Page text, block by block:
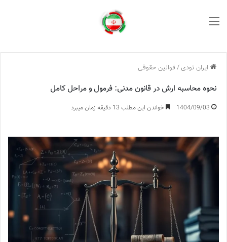
ایران تودی / قوانین حقوقی
نحوه محاسبه ارش در قانون مدنی: فرمول و مراحل کامل
1404/09/03 خواندن این مطلب 13 دقیقه زمان میبرد